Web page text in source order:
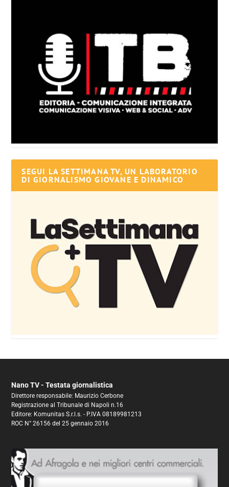
SEGUI LA SETTIMANA TV, UN LABORATORIO
DI GIORNALISMO GIOVANE E DINAMICO
Nano TV - Testata giornalistica
Direttore responsabile: Maurizio Cerbone
Registrazione al Tribunale di Napoli n.16
Editore: Komunitas S.r.l.s. - P.IVA 08189981213
ROC N° 26156 del 25 gennaio 2016